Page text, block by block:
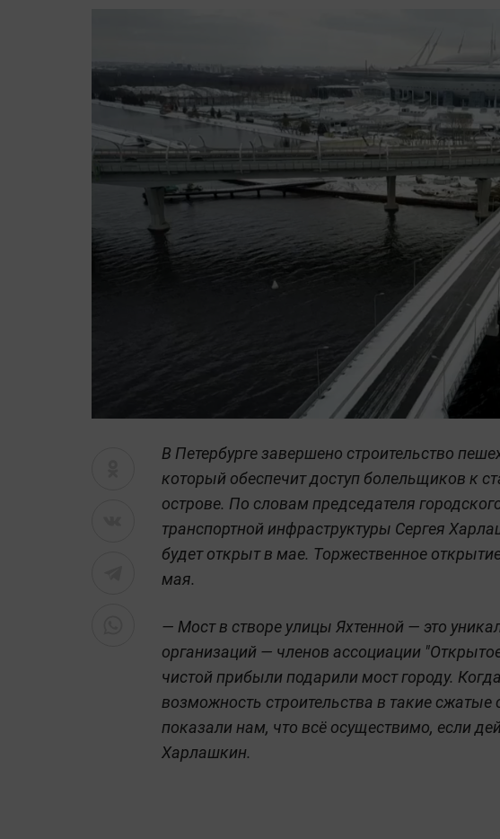
В Петербурге завершено строительство
который обеспечит доступ болельщиков к
острове. По словам председателя
транспортной инфраструктуры Сергея
будет открыт в мае. Торжественное
мая.
— Мост в створе улицы Яхтенной — это
организаций — членов ассоциации
чистой прибыли подарили мост городу.
возможность строительства в такие сжатые
показали нам, что всё осуществимо, если
Харлашкин.